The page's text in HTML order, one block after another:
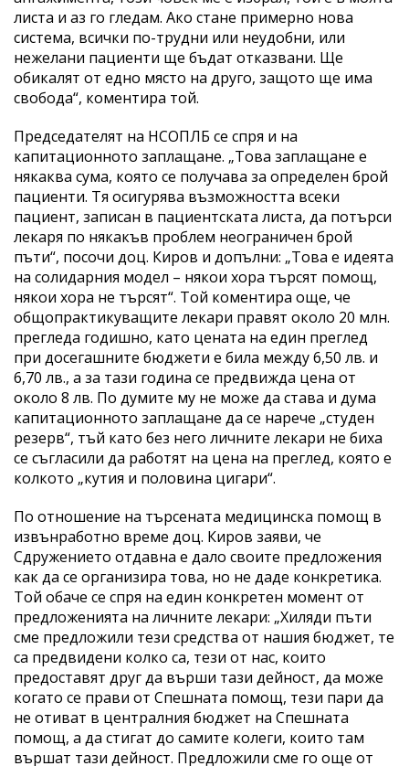
листа и аз го гледам. Ако стане примерно нова
система, всички по-трудни или неудобни, или
нежелани пациенти ще бъдат отказвани. Ще
обикалят от едно място на друго, защото ще има
свобода“, коментира той.
Председателят на НСОПЛБ се спря и на
капитационното заплащане. „Това заплащане е
някаква сума, която се получава за определен брой
пациенти. Тя осигурява възможността всеки
пациент, записан в пациентската листа, да потърси
лекаря по някакъв проблем неограничен брой
пъти“, посочи доц. Киров и допълни: „Това е идеята
на солидарния модел – някои хора търсят помощ,
някои хора не търсят“. Той коментира още, че
общопрактикуващите лекари правят около 20 млн.
прегледа годишно, като цената на един преглед
при досегашните бюджети е била между 6,50 лв. и
6,70 лв., а за тази година се предвижда цена от
около 8 лв. По думите му не може да става и дума
капитационното заплащане да се нарече „студен
резерв“, тъй като без него личните лекари не биха
се съгласили да работят на цена на преглед, която е
колкото „кутия и половина цигари“.
По отношение на търсената медицинска помощ в
извънработно време доц. Киров заяви, че
Сдружението отдавна е дало своите предложения
как да се организира това, но не даде конкретика.
Той обаче се спря на един конкретен момент от
предложенията на личните лекари: „Хиляди пъти
сме предложили тези средства от нашия бюджет, те
са предвидени колко са, тези от нас, които
предоставят друг да върши тази дейност, да може
когато се прави от Спешната помощ, тези пари да
не отиват в централния бюджет на Спешната
помощ, а да стигат до самите колеги, които там
вършат тази дейност. Предложили сме го още от